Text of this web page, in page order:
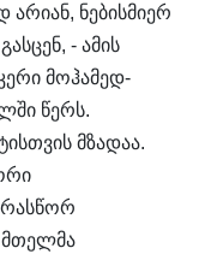
არიან, ნებისმიერ
- ამის
მოჰამედ-
წერს.
მზადაა.
მთელმა